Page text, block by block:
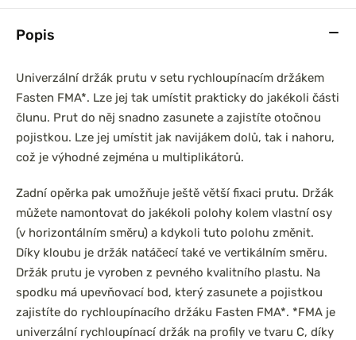
Popis
Univerzální držák prutu v setu rychloupínacím držákem
Fasten FMA*. Lze jej tak umístit prakticky do jakékoli části
člunu. Prut do něj snadno zasunete a zajistíte otočnou
pojistkou. Lze jej umístit jak navijákem dolů, tak i nahoru,
což je výhodné zejména u multiplikátorů.
Zadní opěrka pak umožňuje ještě větší fixaci prutu. Držák
můžete namontovat do jakékoli polohy kolem vlastní osy
(v horizontálním směru) a kdykoli tuto polohu změnit.
Díky kloubu je držák natáčecí také ve vertikálním směru.
Držák prutu je vyroben z pevného kvalitního plastu. Na
spodku má upevňovací bod, který zasunete a pojistkou
zajistíte do rychloupínacího držáku Fasten FMA*. *FMA je
univerzální rychloupínací držák na profily ve tvaru C, díky